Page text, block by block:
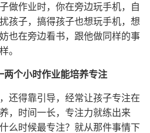
做作业时，你在旁边玩手机，自
孩子，搞得孩子也想玩手机，想
也在旁边看书，跟他做同样的事
。
个小时作业能培养专注
还得靠引导，经常让孩子专注在
，时间一长，专注力就练出来
么时候最专注？就从那件事情下